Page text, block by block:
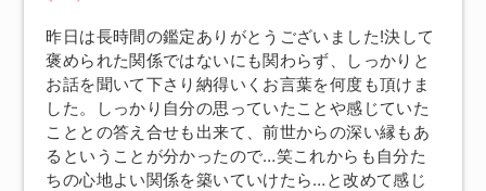
昨日は長時間の鑑定ありがとうございました!決して
褒められた関係ではないにも関わらず、しっかりと
お話を聞いて下さり納得いくお言葉を何度も頂けま
した。しっかり自分の思っていたことや感じていた
こととの答え合せも出来て、前世からの深い縁もあ
るということが分かったので…笑これからも自分た
ちの心地よい関係を築いていけたら…と改めて感じ